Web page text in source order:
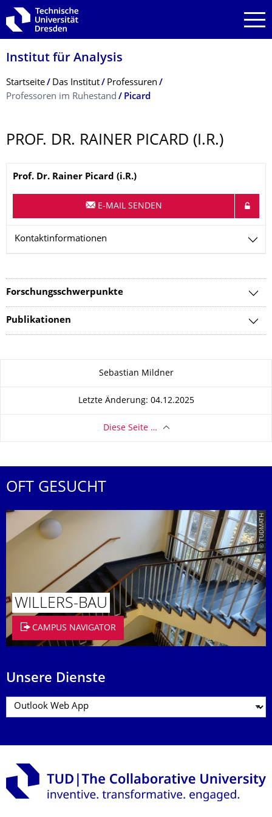
Zur Hauptnavigation springen
Zur Suche springen
Zum Inhalt springen
Institut für Analysis
Breadcrumb-Menü
Startseite Das Institut
Professuren
Professoren im Ruhestand
Picard
PROF. DR. RAINER PICARD (I.R.)
Name
Prof. Dr. Rainer Picard (i.R.)
E-MAIL SENDEN
Kontaktinformationen
Forschungsschwerpunkte
Publikationen
Sebastian Mildner
Letzte Änderung: 04.12.2025
Diese Seite …
OFT GESUCHT
© TUDMATH
WILLERS-BAU
CAMPUS NAVIGATOR
Unsere Dienste